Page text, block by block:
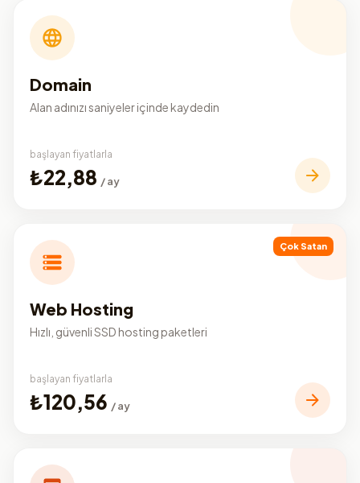
Domain
Alan adınızı saniyeler içinde kaydedin
başlayan fiyatlarla
₺22,88 / ay
Çok Satan
Web Hosting
Hızlı, güvenli SSD hosting paketleri
başlayan fiyatlarla
₺120,56 / ay